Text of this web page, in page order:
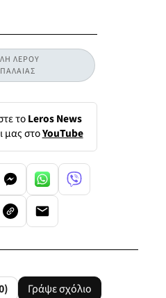
ΛΕΡΟΥ
τοLeros News
μας στοYouTube
Γράψε σχόλιο